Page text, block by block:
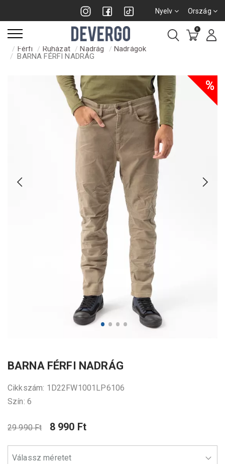
Nyelv Ország
0
Férfi Ruházat Nadrág
Nadrágok
BARNA FÉRFI NADRÁG
%
BARNA FÉRFI NADRÁG
Cikkszám: 1D22FW1001LP6106
Szín: 6
29 990 Ft 8 990 Ft